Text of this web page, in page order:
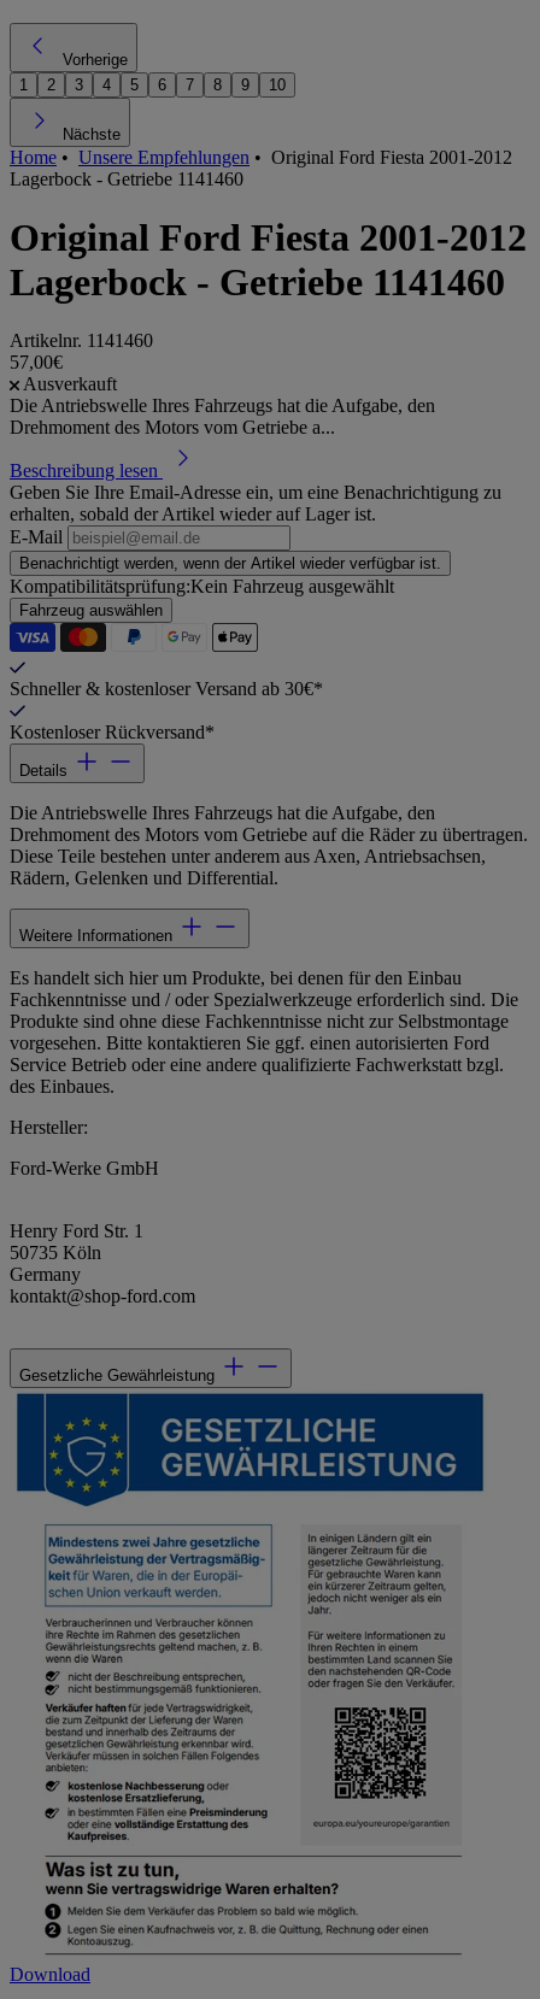
Vorherige
1
2 3 4 5 6 7 8 9 10
Nächste
Home • Unsere Empfehlungen • Original Ford Fiesta 2001-2012
Lagerbock - Getriebe 1141460
Original Ford Fiesta 2001-2012
Lagerbock - Getriebe 1141460
Artikelnr. 1141460
57,00€
Ausverkauft
Die Antriebswelle Ihres Fahrzeugs hat die Aufgabe, den
Drehmoment des Motors vom Getriebe a...
Beschreibung lesen
Geben Sie Ihre Email-Adresse ein, um eine Benachrichtigung zu
erhalten, sobald der Artikel wieder auf Lager ist.
E-Mail
Benachrichtigt werden, wenn der Artikel wieder verfügbar ist.
Kompatibilitätsprüfung:Kein Fahrzeug ausgewählt
Fahrzeug auswählen
Schneller & kostenloser Versand ab 30€*
Kostenloser Rückversand*
Details
Die Antriebswelle Ihres Fahrzeugs hat die Aufgabe, den
Drehmoment des Motors vom Getriebe auf die Räder zu übertragen.
Diese Teile bestehen unter anderem aus Axen, Antriebsachsen,
Rädern, Gelenken und Differential.
Weitere Informationen
Es handelt sich hier um Produkte, bei denen für den Einbau
Fachkenntnisse und / oder Spezialwerkzeuge erforderlich sind. Die
Produkte sind ohne diese Fachkenntnisse nicht zur Selbstmontage
vorgesehen. Bitte kontaktieren Sie ggf. einen autorisierten Ford
Service Betrieb oder eine andere qualifizierte Fachwerkstatt bzgl.
des Einbaues.
Hersteller:
Ford-Werke GmbH
Henry Ford Str. 1
50735 Köln
Germany
kontakt@shop-ford.com
Gesetzliche Gewährleistung
Download